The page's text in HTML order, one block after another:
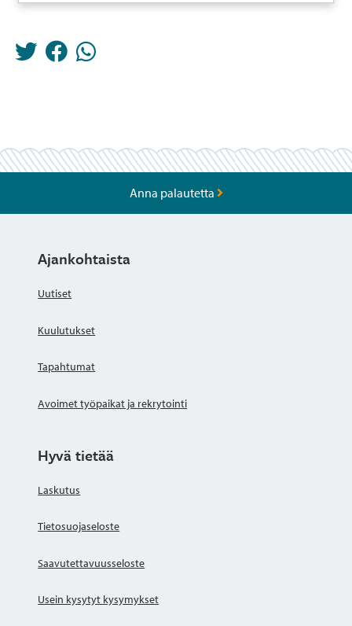
Anna palautetta
Ajankohtaista
Uutiset
Kuulutukset
Tapahtumat
Avoimet työpaikat ja rekrytointi
Hyvä tietää
Laskutus
Tietosuojaseloste
Saavutettavuusseloste
Usein kysytyt kysymykset